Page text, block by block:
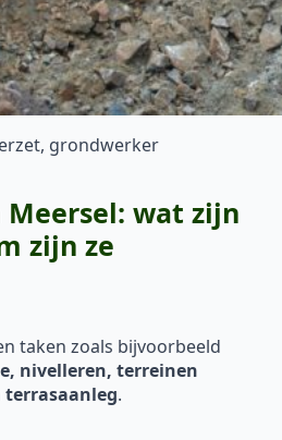
grondwerker
wat zijn
zijn ze
taken zoals bijvoorbeeld
nivelleren, terreinen
terrasaanleg.